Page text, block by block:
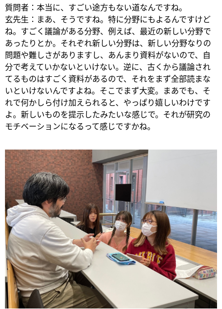
質問者：本当に、すごい途方もない道なんですね。
玄先生：まあ、そうですね。特に分野にもよるんですけど
ね。すごく議論がある分野、例えば、最近の新しい分野で
あったりとか。それぞれ新しい分野は、新しい分野なりの
問題や難しさがありますし、あんまり資料がないので、自
分で考えていかないといけない。逆に、古くから議論され
てるものはすごく資料があるので、それをまず全部読まな
いといけないんですよね。そこでまず大変。まあでも、そ
れで何かしら付け加えられると、やっぱり嬉しいわけです
よ。新しいものを提示したみたいな感じで。それが研究の
モチベーションになるって感じですかね。